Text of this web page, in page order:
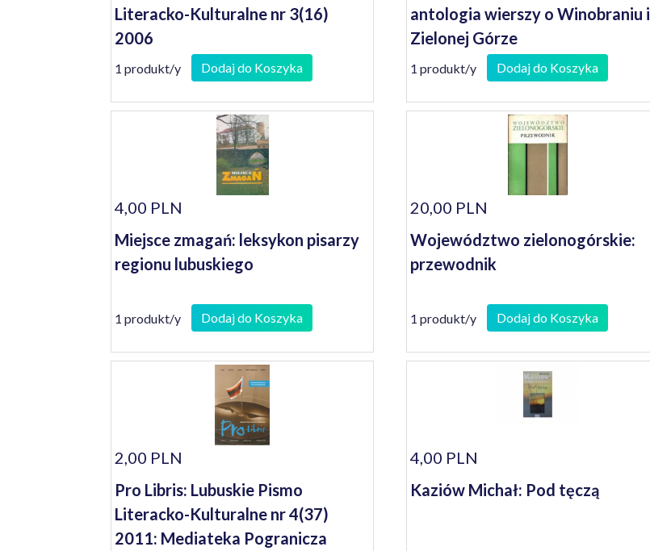
Literacko-Kulturalne nr 3(16)
2006
1 produkt/y Dodaj do Koszyka
antologia wierszy o Winobraniu i
Zielonej Górze
1 produkt/y Dodaj do Koszyka
4,00 PLN
Miejsce zmagań: leksykon pisarzy
regionu lubuskiego
1 produkt/y Dodaj do Koszyka
20,00 PLN
Województwo zielonogórskie:
przewodnik
1 produkt/y Dodaj do Koszyka
2,00 PLN
Pro Libris: Lubuskie Pismo
Literacko-Kulturalne nr 4(37)
2011: Mediateka Pogranicza
4,00 PLN
Kaziów Michał: Pod tęczą